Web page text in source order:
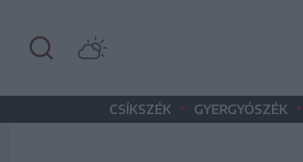
CSÍKSZÉK • GYERGYÓSZÉK •